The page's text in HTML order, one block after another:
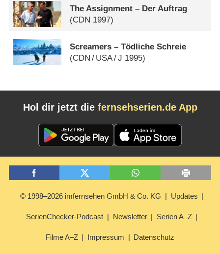
The Assignment – Der Auftrag
(CDN 1997)
Screamers – Tödliche Schreie
(CDN / USA/J 1995)
Hol dir jetzt die fernsehserien.de App
© 1998–2026 imfernsehen GmbH & Co. KG Updates
SerienChecker-Podcast Newsletter Serien A–Z
Filme A–Z Impressum Datenschutz